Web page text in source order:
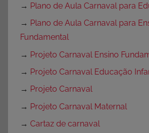
→ Plano de Aula Carnaval para
→ Plano de Aula Carnaval para
Fundamental
→ Projeto Carnaval Ensino
→ Projeto Carnaval Educação
→ Projeto Carnaval
→ Projeto Carnaval Maternal
→ Cartaz de carnaval